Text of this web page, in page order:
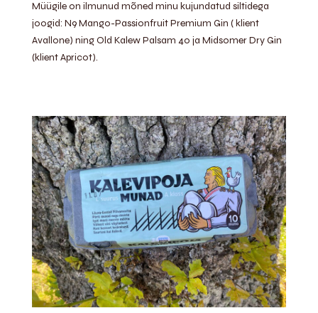
Müügile on ilmunud mõned minu kujundatud siltidega
joogid: N9 Mango-Passionfruit Premium Gin ( klient
Avallone) ning Old Kalew Palsam 40 ja Midsomer Dry Gin
(klient Apricot).